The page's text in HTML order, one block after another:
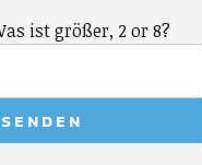
ist größer, 2 or 8?